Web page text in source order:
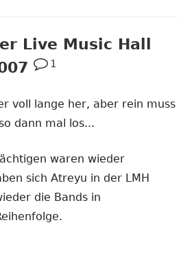
Live Music Hall
1
voll lange her, aber rein muss
dann mal los...
waren wieder
sich Atreyu in der LMH
die Bands in